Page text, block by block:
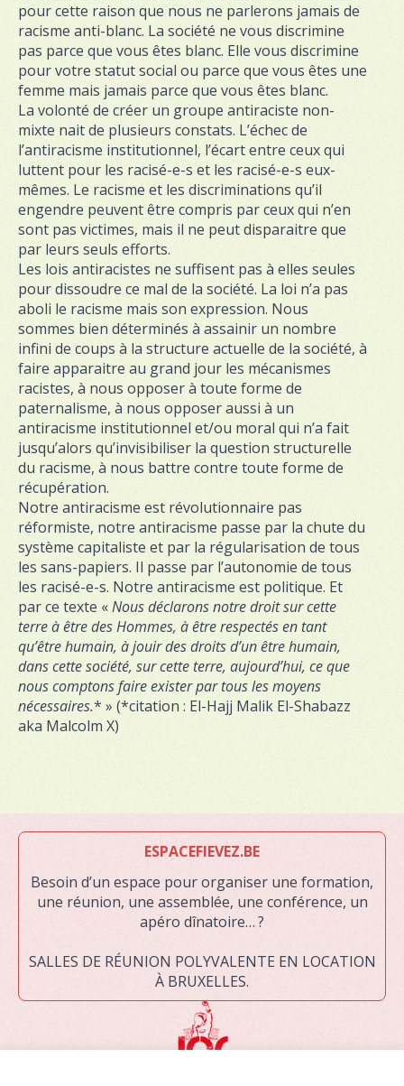
pour cette raison que nous ne parlerons jamais de
racisme anti-blanc. La société ne vous discrimine
pas parce que vous êtes blanc. Elle vous discrimine
pour votre statut social ou parce que vous êtes une
femme mais jamais parce que vous êtes blanc.
La volonté de créer un groupe antiraciste non-
mixte nait de plusieurs constats. L’échec de
l’antiracisme institutionnel, l’écart entre ceux qui
luttent pour les racisé-e-s et les racisé-e-s eux-
mêmes. Le racisme et les discriminations qu’il
engendre peuvent être compris par ceux qui n’en
sont pas victimes, mais il ne peut disparaitre que
par leurs seuls efforts.
Les lois antiracistes ne suffisent pas à elles seules
pour dissoudre ce mal de la société. La loi n’a pas
aboli le racisme mais son expression. Nous
sommes bien déterminés à assainir un nombre
infini de coups à la structure actuelle de la société, à
faire apparaitre au grand jour les mécanismes
racistes, à nous opposer à toute forme de
paternalisme, à nous opposer aussi à un
antiracisme institutionnel et/ou moral qui n’a fait
jusqu’alors qu’invisibiliser la question structurelle
du racisme, à nous battre contre toute forme de
récupération.
Notre antiracisme est révolutionnaire pas
réformiste, notre antiracisme passe par la chute du
système capitaliste et par la régularisation de tous
les sans-papiers. Il passe par l’autonomie de tous
les racisé-e-s. Notre antiracisme est politique. Et
par ce texte «Nous déclarons notre droit sur cette
terre à être des Hommes, à être respectés en tant
qu’être humain, à jouir des droits d’un être humain,
dans cette société, sur cette terre, aujourd’hui, ce que
nous comptons faire exister par tous les moyens
nécessaires.* » (*citation : El-Hajj Malik El-Shabazz
aka Malcolm X)
ESPACEFIEVEZ.BE
Besoin d’un espace pour organiser une formation,
une réunion, une assemblée, une conférence, un
apéro dînatoire… ?
SALLES DE RÉUNION POLYVALENTE EN LOCATION
À BRUXELLES.